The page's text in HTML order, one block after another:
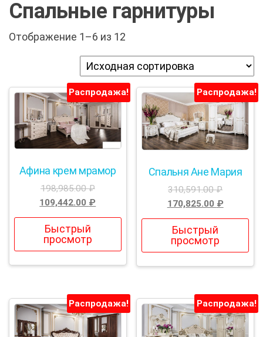
Спальные гарнитуры
Отображение 1–6 из 12
Распродажа!
Афина крем мрамор
198,985.00₽
109,442.00 ₽
Быстрый
просмотр
Распродажа!
Спальня Ане Мария
310,591.00₽
170,825.00 ₽
Быстрый
просмотр
Распродажа! Распродажа!